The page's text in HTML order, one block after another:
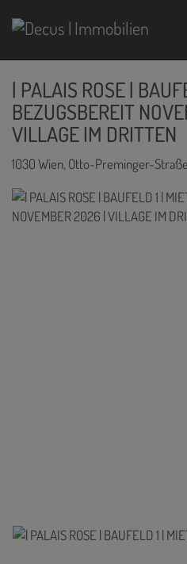
| PALAIS ROSE |
BEZUGSBEREIT
VILLAGE IM DRITTEN
1030 Wien, Otto-Preminger-Straße